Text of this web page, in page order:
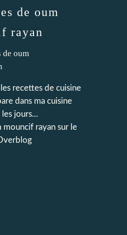
de oum
rayan
recettes de cuisine
dans ma cuisine
jours...
mouncif rayansur le